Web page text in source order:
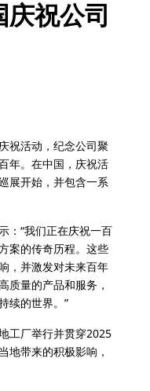
祝公司
祝活动，纪念公司聚
年。在中国，庆祝活
展开始，并包含一系
：“我们正在庆祝一百
案的传奇历程。这些
，并激发对未来百年
质量的产品和服务，
续的世界。”
工厂举行并贯穿2025
地带来的积极影响，